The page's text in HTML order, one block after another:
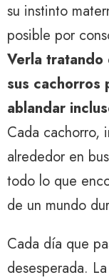
su instinto
posible por
Verla tratando
sus cachorros
ablandar
Cada cachorro,
alrededor en
todo lo que
de un mundo
Cada día que
desesperada.